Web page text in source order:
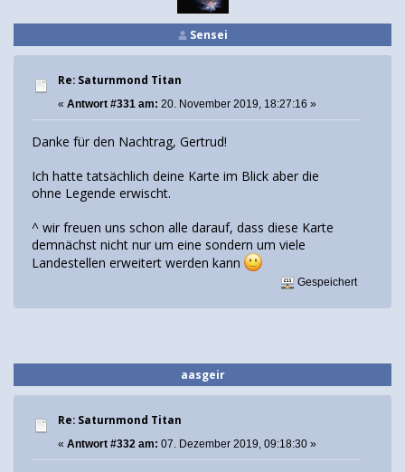
Sensei
Re: Saturnmond Titan
« Antwort #331 am: 20. November 2019, 18:27:16 »
Danke für den Nachtrag, Gertrud!
Ich hatte tatsächlich deine Karte im Blick aber die
ohne Legende erwischt.
^ wir freuen uns schon alle darauf, dass diese Karte
demnächst nicht nur um eine sondern um viele
Landestellen erweitert werden kann
Gespeichert
aasgeir
Re: Saturnmond Titan
« Antwort #332 am: 07. Dezember 2019, 09:18:30 »